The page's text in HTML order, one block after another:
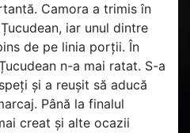
Camora a trimis în
iar unul dintre
de pe linia porții. În
n-a mai ratat. S-a
și a reușit să aducă
Până la finalul
creat și alte ocazii